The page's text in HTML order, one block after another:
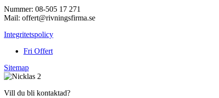
Nummer: 08-505 17 271
Mail: offert@rivningsfirma.se
Integritetspolicy
Fri Offert
Sitemap
Vill du bli kontaktad?